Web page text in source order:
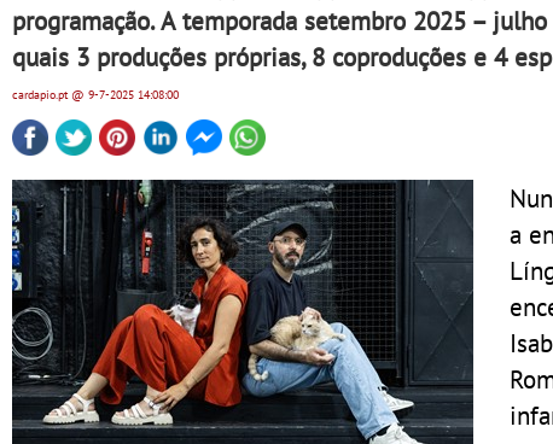
programação. A temporada setembro 2025 –
quais 3 produções próprias, 8 coproduções e 4
cardapio.pt@ 9-7-2025 14:08:00
a